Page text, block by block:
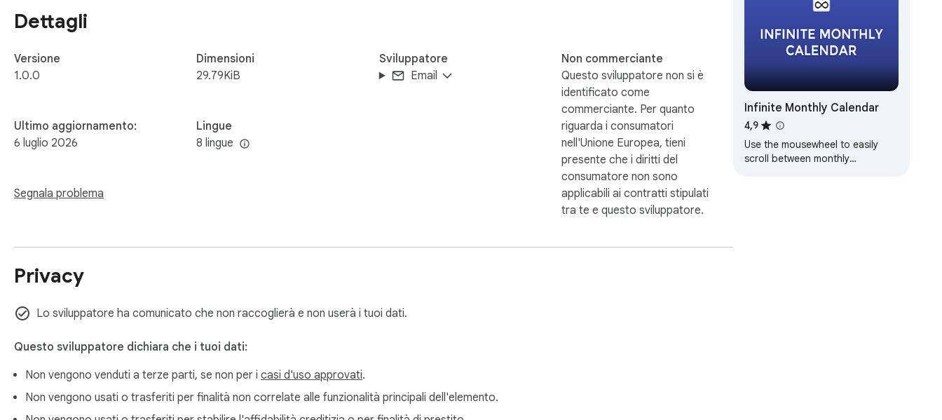
Dettagli
Versione
1.0.0
Ultimo aggiornamento:
6 luglio 2026
Segnala problema
Dimensioni
29.79KiB
Lingue
8 lingue
Sviluppatore
Email
Non commerciante
Questo sviluppatore non si è
identificato come
commerciante. Per quanto
riguarda i consumatori
nell'Unione Europea, tieni
presente che i diritti del
consumatore non sono
applicabili ai contratti stipulati
tra te e questo sviluppatore.
Privacy
Lo sviluppatore ha comunicato che non raccoglierà e non userà i tuoi dati.
Questo sviluppatore dichiara che i tuoi dati:
Non vengono venduti a terze parti, se non per i casi d'uso approvati.
Non vengono usati o trasferiti per finalità non correlate alle funzionalità principali dell'elemento.
Infinite Monthly Calendar
4,9
Use the mousewheel to easily
scroll between monthly